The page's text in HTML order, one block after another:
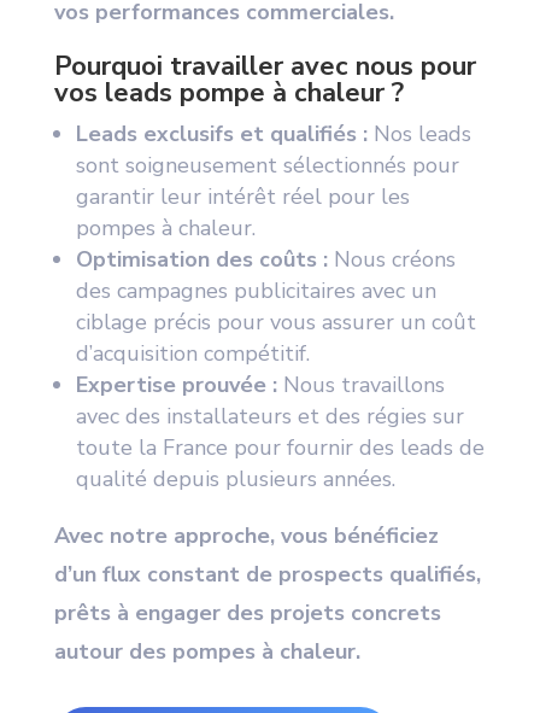
vos performances commerciales.
Pourquoi travailler avec nous pour
vos leads pompe à chaleur ?
Leads exclusifs et qualifiés :Nos leads
sont soigneusement sélectionnés pour
garantir leur intérêt réel pour les
pompes à chaleur.
Optimisation des coûts :Nous créons
des campagnes publicitaires avec un
ciblage précis pour vous assurer un coût
d’acquisition compétitif.
Expertise prouvée :Nous travaillons
avec des installateurs et des régies sur
toute la France pour fournir des leads de
qualité depuis plusieurs années.
Avec notre approche, vous bénéficiez
d’un flux constant de prospects qualifiés,
prêts à engager des projets concrets
autour des pompes à chaleur.